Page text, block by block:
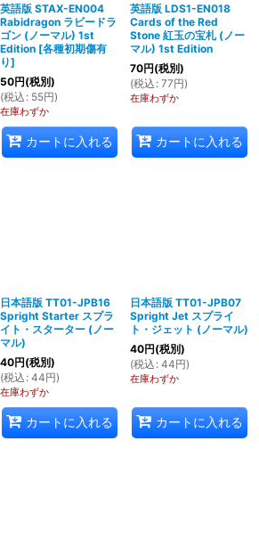
英語版 STAX-EN004
Rabidragon ラビードラ
ゴン (ノーマル) 1st
Edition [各種初期傷有
り]
50円(税別)
(税込 : 55円)
在庫わずか
カートに入れる
英語版 LDS1-EN018
Cards of the Red
Stone 紅玉の宝札 (ノー
マル) 1st Edition
70円(税別)
(税込 : 77円)
在庫わずか
カートに入れる
日本語版 TT01-JPB16
Spright Starter スプラ
イト・スターター (ノー
マル)
40円(税別)
(税込 : 44円)
在庫わずか
カートに入れる
日本語版 TT01-JPB07
Spright Jet スプライ
ト・ジェット (ノーマル)
40円(税別)
(税込 : 44円)
在庫わずか
カートに入れる